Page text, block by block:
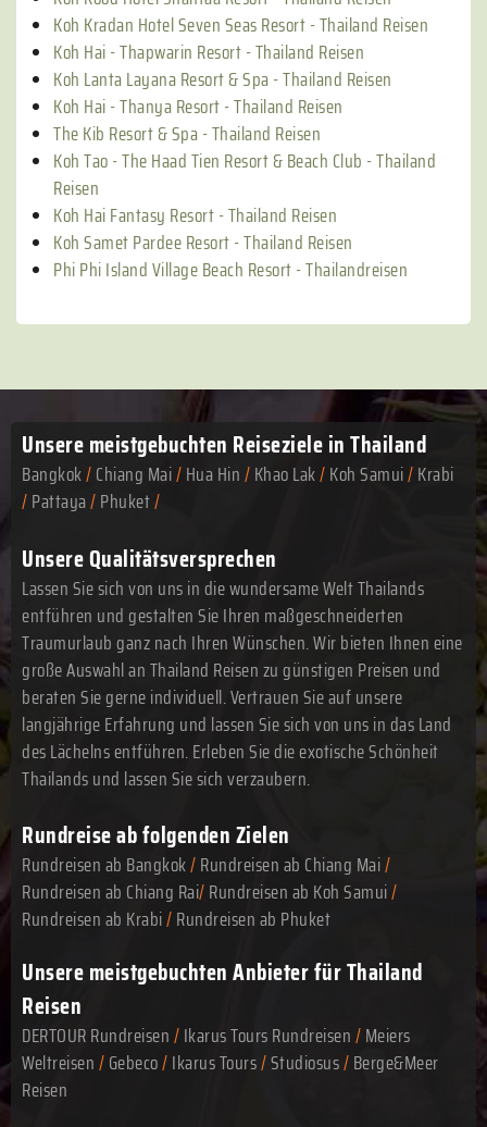
Koh Kradan Hotel Seven Seas Resort - Thailand Reisen
Koh Hai - Thapwarin Resort - Thailand Reisen
Koh Lanta Layana Resort & Spa - Thailand Reisen
Koh Hai - Thanya Resort - Thailand Reisen
The Kib Resort & Spa - Thailand Reisen
Koh Tao - The Haad Tien Resort & Beach Club - Thailand
Reisen
Koh Hai Fantasy Resort - Thailand Reisen
Koh Samet Pardee Resort - Thailand Reisen
Phi Phi Island Village Beach Resort - Thailandreisen
Unsere meistgebuchten Reiseziele in Thailand
Bangkok/Chiang Mai/Hua Hin/Khao Lak/Koh Samui/Krabi
/Pattaya/Phuket/
Unsere Qualitätsversprechen
Lassen Sie sich von uns in die wundersame Welt Thailands
entführen und gestalten Sie Ihren maßgeschneiderten
Traumurlaub ganz nach Ihren Wünschen. Wir bieten Ihnen eine
große Auswahl an Thailand Reisen zu günstigen Preisen und
beraten Sie gerne individuell. Vertrauen Sie auf unsere
langjährige Erfahrung und lassen Sie sich von uns in das Land
des Lächelns entführen. Erleben Sie die exotische Schönheit
Thailands und lassen Sie sich verzaubern.
Rundreise ab folgenden Zielen
Rundreisen ab Bangkok/Rundreisen ab Chiang Mai/
Rundreisen ab Chiang Rai/Rundreisen ab Koh Samui/
Rundreisen ab Krabi/Rundreisen ab Phuket
Unsere meistgebuchten Anbieter für Thailand
Reisen
DERTOUR Rundreisen/Ikarus Tours Rundreisen/Meiers
Weltreisen/Gebeco/Ikarus Tours/Studiosus/Berge&Meer
Reisen